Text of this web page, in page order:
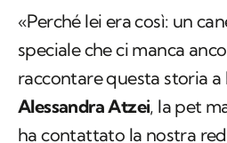
«Perché lei era così: un
speciale che ci manca
raccontare questa storia a
Alessandra Atzei, la pet
ha contattato la nostra